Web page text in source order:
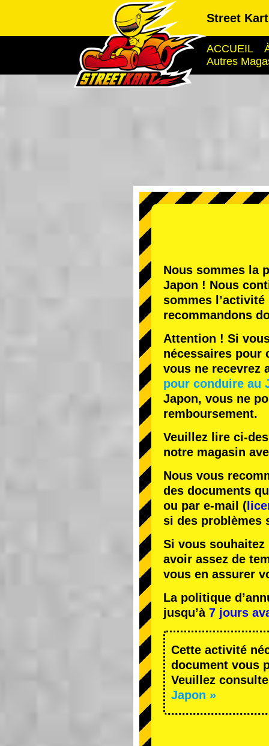
Street
ACCUEIL
Autres
Nous sommes la
Japon ! Nous
sommes l’activité
recommandons
Attention ! Si
nécessaires pour
vous ne recevrez
pour conduire au
Japon, vous ne
remboursement.
Veuillez lire ci-
notre magasin
Nous vous
des documents
ou par e-mail (
si des problèmes
Si vous
avoir assez de
vous en assurer
La politique
jusqu’à 7 jours
Cette activité
document vous
Veuillez
Japon »